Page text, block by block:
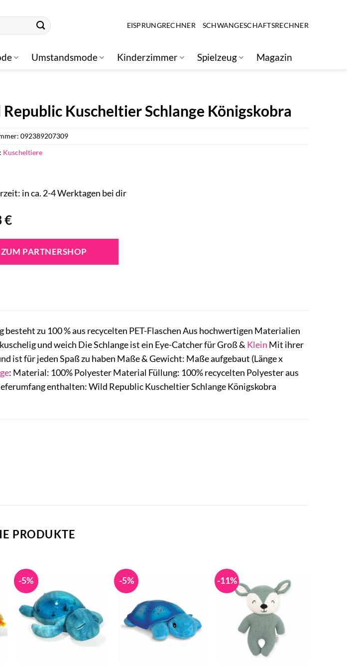
EISPRUNGRECHNER SCHWANGESCHAFTSRECHNER
Umstandsmode Kinderzimmer Spielzeug Magazin
Kuscheltier Schlange Königskobra
€
in ca. 2-4 Werktagen bei dir
ZUM PARTNERSHOP
092389207309
Kuscheltiere
zu 100 % aus recycelten PET-Flaschen Aus hochwertigen Materialien
kuschelig und weich Die Schlange ist ein Eye-Catcher für Groß &Klein Mit ihrer
ist für jeden Spaß zu haben Maße & Gewicht: Maße aufgebaut (Länge x
: Material: 100% Polyester Material Füllung: 100% recycelten Polyester aus
enthalten: Wild Republic Kuscheltier Schlange Königskobra
PRODUKTE
-5% -5% -11%